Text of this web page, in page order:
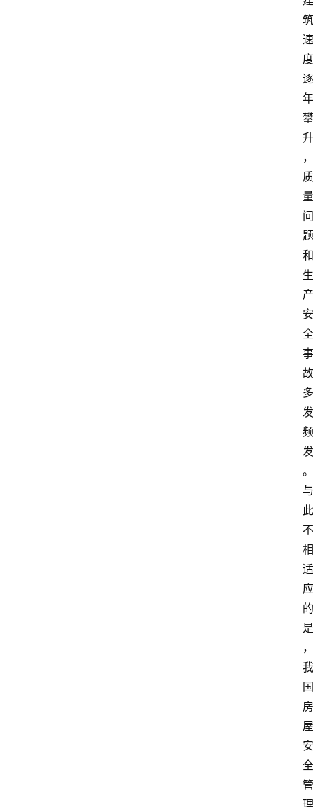
筑
速
度
逐
年
攀
升
，
质
量
问
题
和
生
产
安
全
事
故
多
发
频
发
。
与
此
不
相
适
应
的
是
，
我
国
房
屋
安
全
管
理